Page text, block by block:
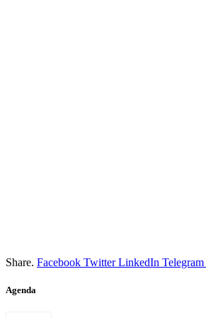
Share. Facebook Twitter LinkedIn Telegram
Agenda